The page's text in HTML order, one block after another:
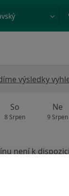
výsledky
So
8 Srpen
Ne
9 Srpen
není k dispozici